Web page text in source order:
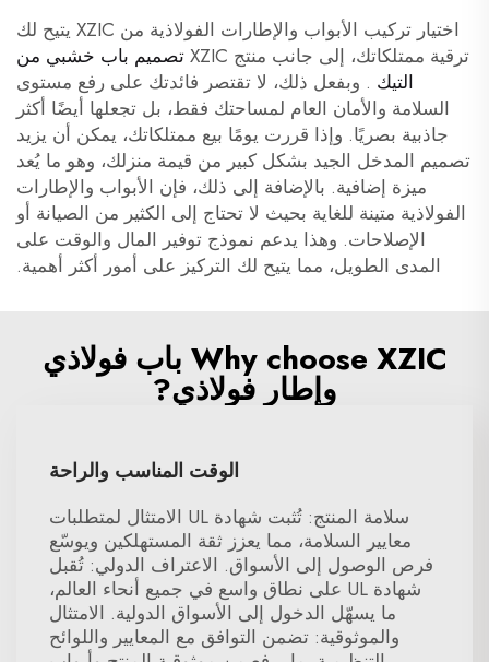
اختيار تركيب الأبواب والإطارات الفولاذية من XZIC يتيح لك
ترقية ممتلكاتك، إلى جانب منتج XZIC
تصميم باب خشبي من
التيك . وبفعل ذلك، لا تقتصر فائدتك على رفع مستوى
السلامة والأمان العام لمساحتك فقط، بل تجعلها أيضًا أكثر
جاذبية بصريًا. وإذا قررت يومًا بيع ممتلكاتك، يمكن أن يزيد
تصميم المدخل الجيد بشكل كبير من قيمة منزلك، وهو ما يُعد
ميزة إضافية. بالإضافة إلى ذلك، فإن الأبواب والإطارات
الفولاذية متينة للغاية بحيث لا تحتاج إلى الكثير من الصيانة أو
الإصلاحات. وهذا يدعم نموذج توفير المال والوقت على
المدى الطويل، مما يتيح لك التركيز على أمور أكثر أهمية.
Why choose XZIC باب فولاذي
وإطار فولاذي?
الوقت المناسب والراحة
سلامة المنتج: تُثبت شهادة UL الامتثال لمتطلبات
معايير السلامة، مما يعزز ثقة المستهلكين ويوسّع
فرص الوصول إلى الأسواق. الاعتراف الدولي: تُقبل
شهادة UL على نطاق واسع في جميع أنحاء العالم،
ما يسهّل الدخول إلى الأسواق الدولية. الامتثال
والموثوقية: تضمن التوافق مع المعايير واللوائح